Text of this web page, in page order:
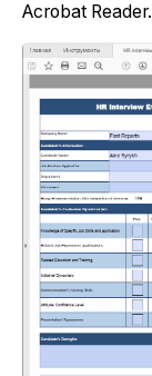
Acrobat Reader.